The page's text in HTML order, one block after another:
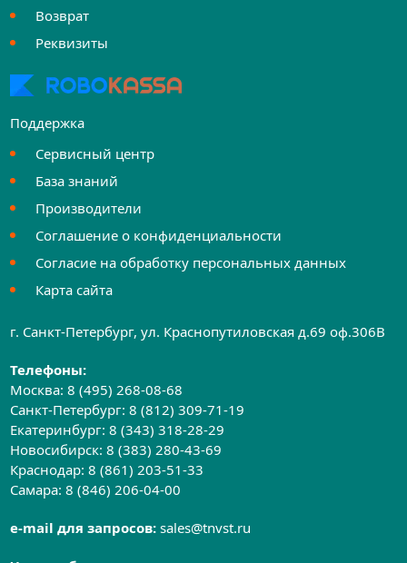
Возврат
Реквизиты
Поддержка
Сервисный центр
База знаний
Производители
Соглашение о конфиденциальности
Согласие на обработку персональных данных
Карта сайта
г. Санкт-Петербург, ул. Краснопутиловская д.69 оф.306B
Телефоны:
Москва:8 (495) 268-08-68
Санкт-Петербург:8 (812) 309-71-19
Екатеринбург:8 (343) 318-28-29
Новосибирск:8 (383) 280-43-69
Краснодар:8 (861) 203-51-33
Самара:8 (846) 206-04-00
e-mail для запросов:sales@tnvst.ru